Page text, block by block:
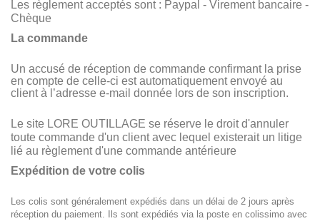
Les règlement acceptés sont : Paypal - Virement bancaire -
Chèque
La commande
Un accusé de réception de commande confirmant la prise
en compte de celle-ci est automatiquement envoyé au
client à l’adresse e-mail donnée lors de son inscription.
Le site LORE OUTILLAGE se réserve le droit d'annuler
toute commande d'un client avec lequel existerait un litige
lié au règlement d'une commande antérieure
Expédition de votre colis
Les colis sont généralement expédiés dans un délai de 2 jours après
réception du paiement. Ils sont expédiés via la poste en colissimo avec